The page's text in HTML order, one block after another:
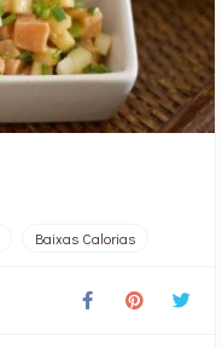
Baixas Calorias